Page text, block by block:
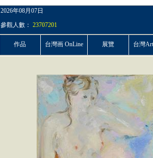
2026年08月07日
參觀人數： 23707201
作品 台灣画 OnLine 展覽 台灣